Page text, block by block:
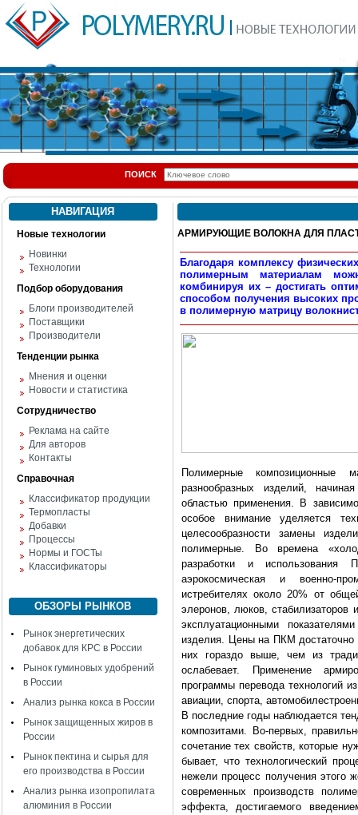
ПОИСК
НАВИГАЦИЯ
Новые технологии
Новинки
Технологии
Подбор оборудования
Блоги производителей
Поставщики
Производители
Тенденции рынка
Мнения и оценки
Новости и статистика
Сотрудничество
Реклама на сайте
Для авторов
Контакты
Справочная
Классификатор продукции
Термопласты
Добавки
Процессы
Нормы и ГОСТы
Классификаторы
ОБЗОРЫ РЫНКОВ
Рынок энергетических
добавок для КРС в России
Рынок гуминовых удобрений
в России
Анализ рынка кокса в России
Рынок защищенных жиров в
России
Рынок пектина и сырья для
его производства в России
Анализ рынка изопропилата
алюминия в России
АРМИРУЮЩИЕ ВОЛОКНА ДЛЯ
Благодаря комплексу
полимерным материалам
комбинируя их – достигать
способом получения высоких
в полимерную матрицу
Полимерные композиционные
разнообразных изделий,
областью применения. В
особое внимание уделяется
целесообразности замены
полимерные. Во времена
разработки и
аэрокосмическая и военно-
истребителях около 20% от
элеронов, люков,
эксплуатационными
изделия. Цены на ПКМ достаточно
них гораздо выше, чем из
ослабевает. Применение
программы перевода технологий
авиации, спорта,
В последние годы наблюдается
композитами. Во-первых,
сочетание тех свойств, которые
бывает, что технологический
нежели процесс получения этого
современных производств
эффекта, достигаемого